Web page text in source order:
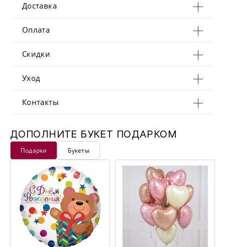
Доставка
Оплата
Скидки
Уход
Контакты
ДОПОЛНИТЕ БУКЕТ ПОДАРКОМ
Подарки Букеты